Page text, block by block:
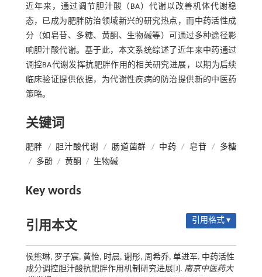
近年来，通过调节胆汁酸（BA）代谢以改善机体代谢稳
态，已成为肥胖防治领域新兴的研究热点，而中药活性成
分（如皂苷、多糖、黄酮、生物碱等）可通过多种途径影
响胆汁酸代谢。基于此，本文系统综述了近年来中药通过
调控BA代谢发挥抗肥胖作用的相关研究进展，以期为后续
临床验证提供依据，为代谢性疾病的防治提供新的中医药
策略。
关键词
肥胖 / 胆汁酸代谢 / 肠道菌群 / 中药 / 皂苷 /
多糖
/
多酚 / 黄酮 / 生物碱
Key words
引用本文 引用格式 ▾
侯熊琳, 罗子宸, 黄怡, 时晨, 谢彤, 周希乔, 单进军. 中药活性
成分调控胆汁酸抗肥胖作用机制研究进展[J]. 南京中医药大